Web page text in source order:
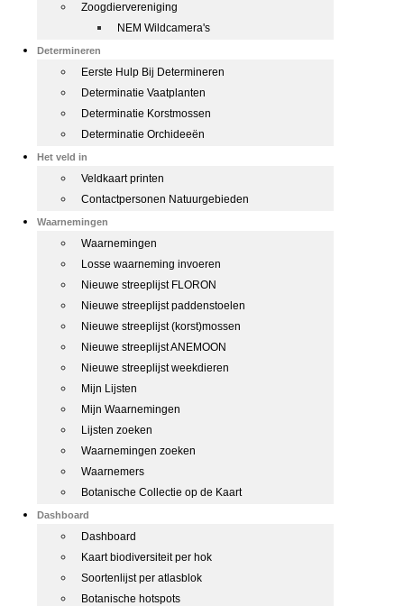
Zoogdiervereniging
NEM Wildcamera's
Determineren
Eerste Hulp Bij Determineren
Determinatie Vaatplanten
Determinatie Korstmossen
Determinatie Orchideeën
Het veld in
Veldkaart printen
Contactpersonen Natuurgebieden
Waarnemingen
Waarnemingen
Losse waarneming invoeren
Nieuwe streeplijst FLORON
Nieuwe streeplijst paddenstoelen
Nieuwe streeplijst (korst)mossen
Nieuwe streeplijst ANEMOON
Nieuwe streeplijst weekdieren
Mijn Lijsten
Mijn Waarnemingen
Lijsten zoeken
Waarnemingen zoeken
Waarnemers
Botanische Collectie op de Kaart
Dashboard
Dashboard
Kaart biodiversiteit per hok
Soortenlijst per atlasblok
Botanische hotspots